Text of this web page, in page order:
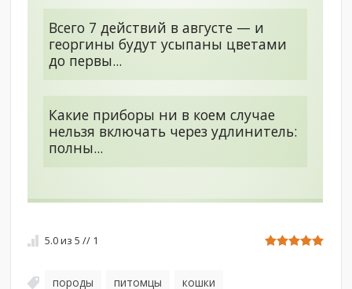
Всего 7 действий в августе — и
георгины будут усыпаны цветами
до первы...
Какие приборы ни в коем случае
нельзя включать через удлинитель:
полны...
5.0из5 // 1
породы питомцы кошки